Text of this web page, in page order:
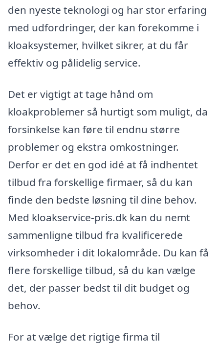
den nyeste teknologi og har stor erfaring
med udfordringer, der kan forekomme i
kloaksystemer, hvilket sikrer, at du får
effektiv og pålidelig service.
Det er vigtigt at tage hånd om
kloakproblemer så hurtigt som muligt, da
forsinkelse kan føre til endnu større
problemer og ekstra omkostninger.
Derfor er det en god idé at få indhentet
tilbud fra forskellige firmaer, så du kan
finde den bedste løsning til dine behov.
Med kloakservice-pris.dk kan du nemt
sammenligne tilbud fra kvalificerede
virksomheder i dit lokalområde. Du kan få
flere forskellige tilbud, så du kan vælge
det, der passer bedst til dit budget og
behov.
For at vælge det rigtige firma til